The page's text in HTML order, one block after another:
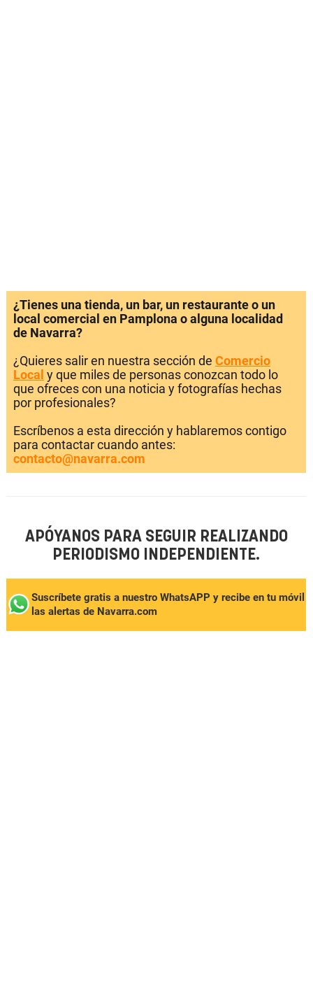
¿Tienes una tienda, un bar, un restaurante o un
local comercial en Pamplona o alguna localidad
de Navarra?
¿Quieres salir en nuestra sección de Comercio
Local y que miles de personas conozcan todo lo
que ofreces con una noticia y fotografías hechas
por profesionales?
Escríbenos a esta dirección y hablaremos contigo
para contactar cuando antes:
contacto@navarra.com
APÓYANOS PARA SEGUIR REALIZANDO
PERIODISMO INDEPENDIENTE.
Suscríbete gratis a nuestro WhatsAPP y recibe en tu móvil
las alertas de Navarra.com